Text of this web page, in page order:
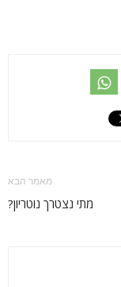
מאמר הבא
מתי נצטרך נוטריון?